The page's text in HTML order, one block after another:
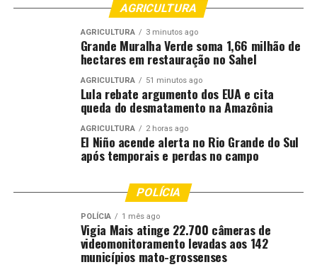
“Estamos mostrando a importância do empenho desses
profissionais na defesa da sociedade e, no caso dos
policiais que estão no enfrentamento à criminalidade,
dizendo que nos preocupamos com cada um deles e que
queremos vê-los voltando para suas famílias em
segurança ao final de cada jornada de trabalho”,
completa a secretária Susana.
AGRICULTURA
AGRICULTURA 3 minutos ago
Grande Muralha Verde soma 1,66 milhão de
hectares em restauração no Sahel
AGRICULTURA 51 minutos ago
Lula rebate argumento dos EUA e cita
queda do desmatamento na Amazônia
AGRICULTURA 2 horas ago
El Niño acende alerta no Rio Grande do Sul
após temporais e perdas no campo
POLÍCIA
POLÍCIA 1 mês ago
Vigia Mais atinge 22.700 câmeras de
videomonitoramento levadas aos 142
municípios mato-grossenses